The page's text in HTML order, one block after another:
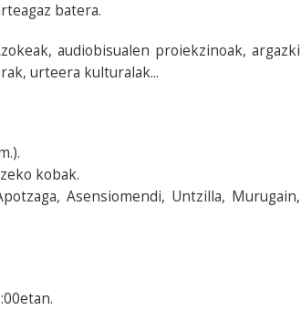
batera.
audiobisualen proiekzinoak, argazki
urteera kulturalak...
kobak.
Asensiomendi, Untzilla, Murugain,